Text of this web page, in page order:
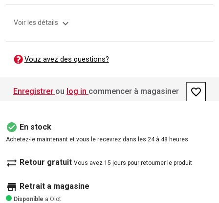
Voir les détails expand_more
Vouz avez des questions?
Enregistrer ou log in commencer à magasiner favorite_border
check_circle En stock
Achetez-le maintenant et vous le recevrez dans les 24 à 48 heures
sync_alt Retour gratuit Vous avez 15 jours pour retourner le produit
store Retrait a magasine
Disponible a Olot